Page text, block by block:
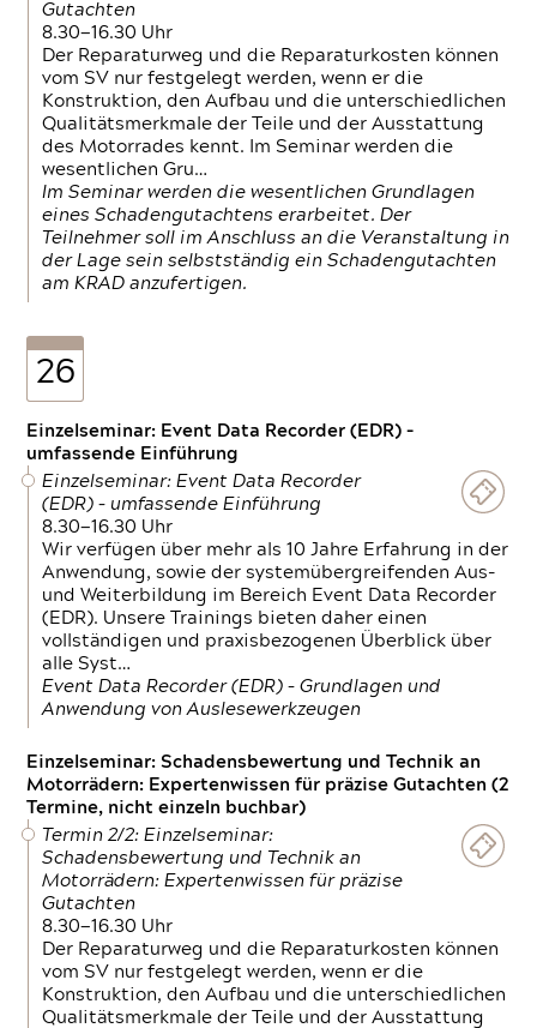
Gutachten
8.30—16.30 Uhr
Der Reparaturweg und die Reparaturkosten können
vom SV nur festgelegt werden, wenn er die
Konstruktion, den Aufbau und die unterschiedlichen
Qualitätsmerkmale der Teile und der Ausstattung
des Motorrades kennt. Im Seminar werden die
wesentlichen Gru…
Im Seminar werden die wesentlichen Grundlagen
eines Schadengutachtens erarbeitet. Der
Teilnehmer soll im Anschluss an die Veranstaltung in
der Lage sein selbstständig ein Schadengutachten
am KRAD anzufertigen.
26
Einzelseminar: Event Data Recorder (EDR) –
umfassende Einführung
Einzelseminar: Event Data Recorder
(EDR) – umfassende Einführung
8.30—16.30 Uhr
Wir verfügen über mehr als 10 Jahre Erfahrung in der
Anwendung, sowie der systemübergreifenden Aus-
und Weiterbildung im Bereich Event Data Recorder
(EDR). Unsere Trainings bieten daher einen
vollständigen und praxisbezogenen Überblick über
alle Syst…
Event Data Recorder (EDR) – Grundlagen und
Anwendung von Auslesewerkzeugen
Einzelseminar: Schadensbewertung und Technik an
Motorrädern: Expertenwissen für präzise Gutachten (2
Termine, nicht einzeln buchbar)
Termin 2/2: Einzelseminar:
Schadensbewertung und Technik an
Motorrädern: Expertenwissen für präzise
Gutachten
8.30—16.30 Uhr
Der Reparaturweg und die Reparaturkosten können
vom SV nur festgelegt werden, wenn er die
Konstruktion, den Aufbau und die unterschiedlichen
Qualitätsmerkmale der Teile und der Ausstattung